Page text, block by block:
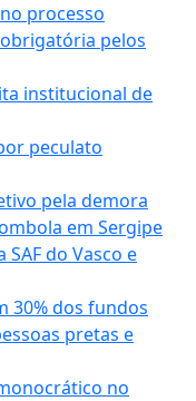
processo
pelos
institucional de
peculato
pela demora
em Sergipe
do Vasco e
30% dos fundos
pretas e
no